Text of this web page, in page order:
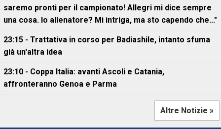
saremo pronti per il campionato! Allegri mi dice sempre
una cosa. Io allenatore? Mi intriga, ma sto capendo che..."
23:15 - Trattativa in corso per Badiashile, intanto sfuma
già un'altra idea
23:10 - Coppa Italia: avanti Ascoli e Catania,
affronteranno Genoa e Parma
Altre Notizie »